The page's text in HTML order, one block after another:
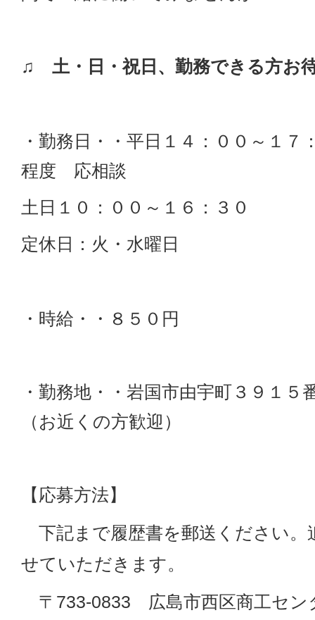
♫ 土・日・祝日、勤務できる方お
・勤務日・・平日１４：００～１
程度 応相談
土日１０：００～１６：３０
定休日：火・水曜日
・時給・・８５０円
・勤務地・・岩国市由宇町３９１
（お近くの方歓迎）
【応募方法】
下記まで履歴書を郵送ください。
せていただきます。
〒733-0833 広島市西区商工セン